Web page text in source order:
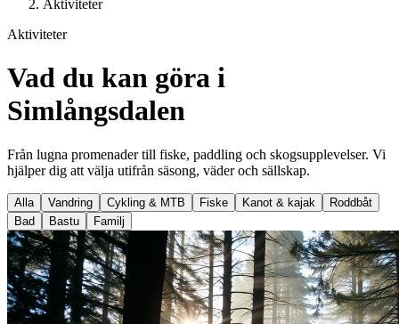
Aktiviteter
Aktiviteter
Vad du kan göra i
Simlångsdalen
Från lugna promenader till fiske, paddling och skogsupplevelser. Vi
hjälper dig att välja utifrån säsong, väder och sällskap.
Alla Vandring Cykling & MTB Fiske Kanot & kajak
Roddbåt
Bad
Bastu Familj